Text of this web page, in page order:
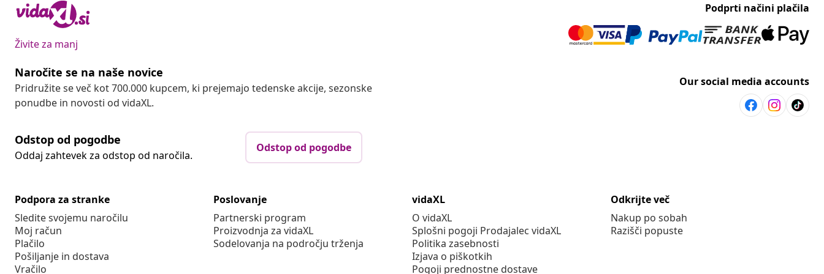
Živite za manj
Podprti načini plačila
Naročite se na naše novice
Pridružite se več kot 700.000 kupcem, ki prejemajo tedenske akcije, sezonske
ponudbe in novosti od vidaXL.
Our social media accounts
Odstop od pogodbe
Oddaj zahtevek za odstop od naročila.
Odstop od pogodbe
Podpora za stranke
Sledite svojemu naročilu
Moj račun
Plačilo
Pošiljanje in dostava
Vračilo
Poslovanje
Partnerski program
Proizvodnja za vidaXL
Sodelovanja na področju trženja
vidaXL
O vidaXL
Splošni pogoji Prodajalec vidaXL
Politika zasebnosti
Izjava o piškotkih
Pogoji prednostne dostave
Odkrijte več
Nakup po sobah
Razišči popuste